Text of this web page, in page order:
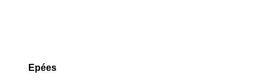
Epées